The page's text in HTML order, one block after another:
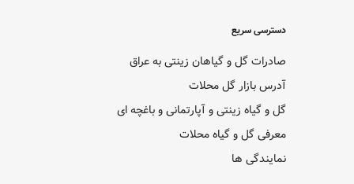
دسترسی سریع
صادرات گل و گیاهان زینتی به عراق
آدرس بازار گل محلات
گل و گیاه زینتی و آپارتمانی و باغچه ای
معرفی گل و گیاه محلات
نمایندگی ها